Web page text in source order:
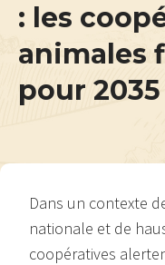
: les
animales
pour 2035
Dans un contexte
nationale et de
coopératives